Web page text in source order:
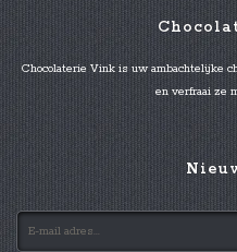
Chocolaterie Vink is uw ambachtelijke
en verfraai ze